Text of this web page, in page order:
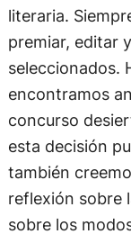
literaria.
premiar, editar
seleccionados.
encontramos
concurso
esta decisión
también
reflexión sobre
sobre los